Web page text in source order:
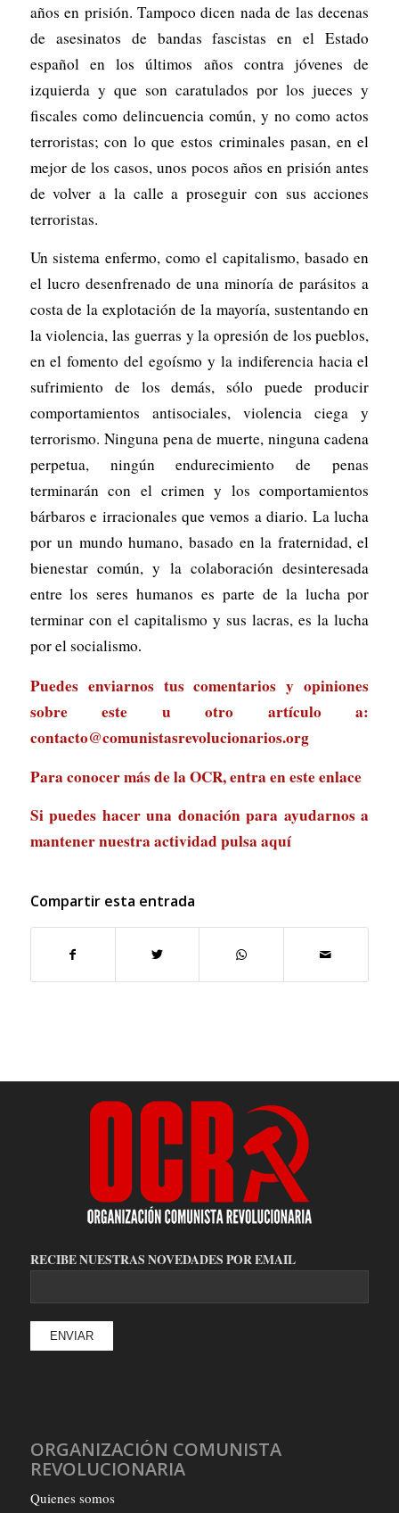
años en prisión. Tampoco dicen nada de las decenas
de asesinatos de bandas fascistas en el Estado
español en los últimos años contra jóvenes de
izquierda y que son caratulados por los jueces y
fiscales como delincuencia común, y no como actos
terroristas; con lo que estos criminales pasan, en el
mejor de los casos, unos pocos años en prisión antes
de volver a la calle a proseguir con sus acciones
terroristas.
Un sistema enfermo, como el capitalismo, basado en
el lucro desenfrenado de una minoría de parásitos a
costa de la explotación de la mayoría, sustentando en
la violencia, las guerras y la opresión de los pueblos,
en el fomento del egoísmo y la indiferencia hacia el
sufrimiento de los demás, sólo puede producir
comportamientos antisociales, violencia ciega y
terrorismo. Ninguna pena de muerte, ninguna cadena
perpetua, ningún endurecimiento de penas
terminarán con el crimen y los comportamientos
bárbaros e irracionales que vemos a diario. La lucha
por un mundo humano, basado en la fraternidad, el
bienestar común, y la colaboración desinteresada
entre los seres humanos es parte de la lucha por
terminar con el capitalismo y sus lacras, es la lucha
por el socialismo.
Puedes enviarnos tus comentarios y opiniones
sobre este u otro artículo a:
contacto@comunistasrevolucionarios.org
Para conocer más de la OCR, entra eneste enlace
Si puedes hacer una donación para ayudarnos a
mantener nuestra actividad pulsa aquí
Compartir esta entrada
RECIBE NUESTRAS NOVEDADES POR EMAIL
ORGANIZACIÓN COMUNISTA
REVOLUCIONARIA
Quienes somos